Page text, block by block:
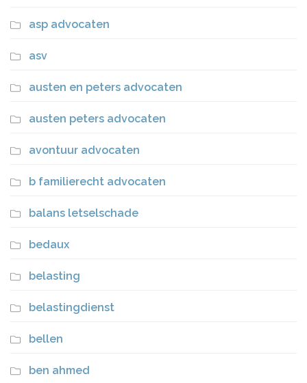
asp advocaten
asv
austen en peters advocaten
austen peters advocaten
avontuur advocaten
b familierecht advocaten
balans letselschade
bedaux
belasting
belastingdienst
bellen
ben ahmed